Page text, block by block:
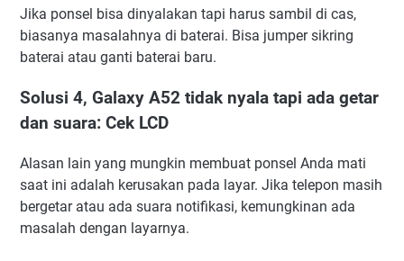
Jika ponsel bisa dinyalakan tapi harus sambil di cas,
biasanya masalahnya di baterai. Bisa jumper sikring
baterai atau ganti baterai baru.
Solusi 4, Galaxy A52 tidak nyala tapi ada getar
dan suara: Cek LCD
Alasan lain yang mungkin membuat ponsel Anda mati
saat ini adalah kerusakan pada layar. Jika telepon masih
bergetar atau ada suara notifikasi, kemungkinan ada
masalah dengan layarnya.